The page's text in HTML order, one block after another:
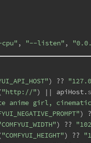
, "--listen" ,
) ??
"http://") || apiHost.
anime girl,
)
) ??
"COMFYUI_HEIGHT") ??